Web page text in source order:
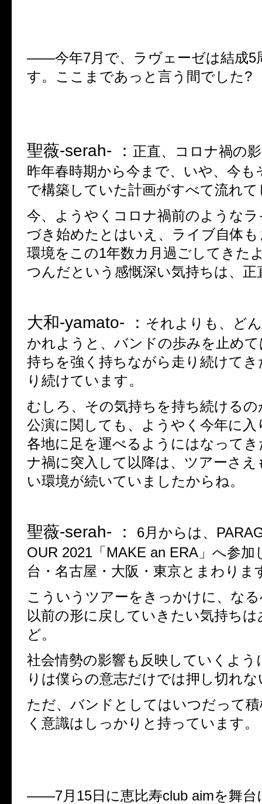
――今年7月で、ラヴェーゼは結成5
す。ここまであっと言う間でした?
聖薇-serah- ： 正直、コロナ禍の
昨年春時期から今まで、いや、今も
で構築していた計画がすべて流れ
今、ようやくコロナ禍前のような
づき始めたとはいえ、ライブ自体
環境をこの1年数カ月過ごしてきた
つんだという感慨深い気持ちは、正
大和-yamato- ： それよりも、ど
かれようと、バンドの歩みを止め
持ちを強く持ちながら走り続けて
り続けています。
むしろ、その気持ちを持ち続けるの
公演に関しても、ようやく今年に入
各地に足を運べるようにはなって
ナ禍に突入して以降は、ツアーさ
い環境が続いていましたからね。
聖薇-serah- ： 6月からは、
OUR 2021 「 MAKE an ERA 」へ参加
台・名古屋・大阪・東京とまわりま
こういうツアーをきっかけに、な
以前の形に戻していきたい気持ち
ど。
社会情勢の影響も反映していくよう
りは僕らの意志だけでは押し切れ
ただ、バンドとしてはいつだって
く意識はしっかりと持っています。
――7月 15日に恵比寿club aimを舞台